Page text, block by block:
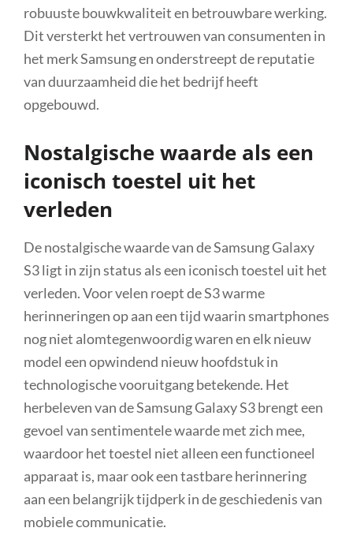
robuuste bouwkwaliteit en betrouwbare werking.
Dit versterkt het vertrouwen van consumenten in
het merk Samsung en onderstreept de reputatie
van duurzaamheid die het bedrijf heeft
opgebouwd.
Nostalgische waarde als een
iconisch toestel uit het
verleden
De nostalgische waarde van de Samsung Galaxy
S3 ligt in zijn status als een iconisch toestel uit het
verleden. Voor velen roept de S3 warme
herinneringen op aan een tijd waarin smartphones
nog niet alomtegenwoordig waren en elk nieuw
model een opwindend nieuw hoofdstuk in
technologische vooruitgang betekende. Het
herbeleven van de Samsung Galaxy S3 brengt een
gevoel van sentimentele waarde met zich mee,
waardoor het toestel niet alleen een functioneel
apparaat is, maar ook een tastbare herinnering
aan een belangrijk tijdperk in de geschiedenis van
mobiele communicatie.